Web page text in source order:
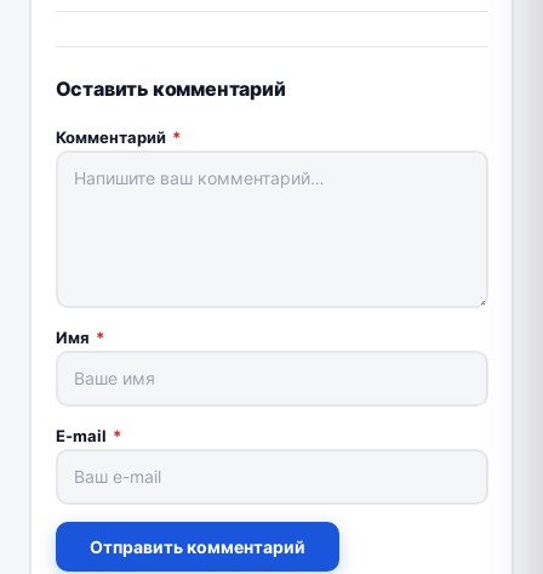
Оставить комментарий
Комментарий *
Имя *
E-mail *
Отправить комментарий